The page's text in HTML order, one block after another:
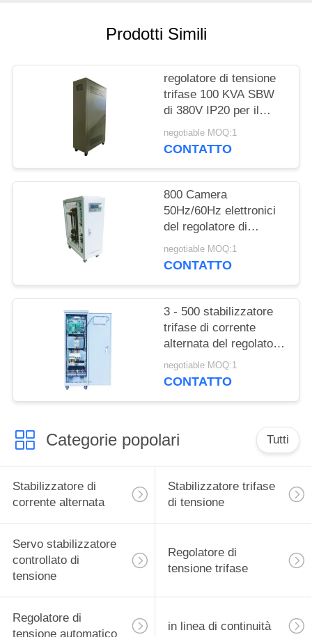
PRIVACY
Prodotti Simili
regolatore di tensione
trifase 100 KVA SBW
di 380V IP20 per il
condizionatore d'aria
negotiable MOQ:1
CONTATTO
800 Camera
50Hz/60Hz elettronici
del regolatore di
tensione trifase di KVA
SBW intera
negotiable MOQ:1
CONTATTO
3 - 500 stabilizzatore
trifase di corrente
alternata del regolatore
di tensione 380V±20%
di KVA
negotiable MOQ:1
CONTATTO
Categorie popolari Tutti
Stabilizzatore di
corrente alternata
Stabilizzatore trifase
di tensione
Servo stabilizzatore
controllato di
tensione
Regolatore di
tensione trifase
Regolatore di
tensione automatico
in linea di continuità